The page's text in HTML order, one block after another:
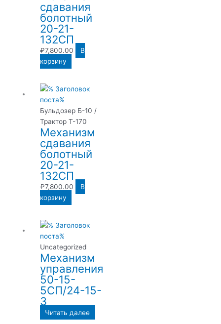
сдавания
болотный
20-21-
132СП
₽7,800.00
В
корзину
Бульдозер Б-10 /
Трактор Т-170
Механизм
сдавания
болотный
20-21-
132СП
₽7,800.00
В
корзину
Uncategorized
Механизм
управления
50-15-
5СП/24-15-
3
Читать далее